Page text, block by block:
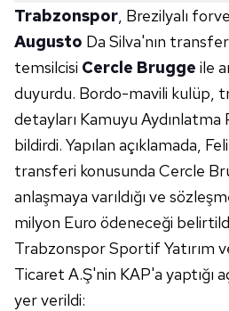
Trabzonspor, Brezilyalı
Augusto Da Silva'nın
temsilcisi Cercle Brugge ile
duyurdu. Bordo-mavili kulüp,
detayları Kamuyu
bildirdi. Yapılan açıklamada,
transferi konusunda Cercle
anlaşmaya varıldığı ve
milyon Euro ödeneceği
Trabzonspor Sportif Yatırım
Ticaret A.Ş'nin KAP'a yaptığı
yer verildi: